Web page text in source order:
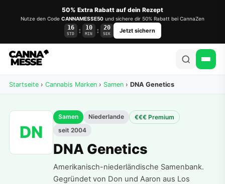
50% Extra Rabatt auf dein Rezept
Nutze den Code CANNAMESSE50 und sichere dir 50% Rabatt bei CannaZen
16
STD : 10
MIN : 19
SEK Jetzt sichern
Startseite › Cannabis Marken › Samen › DNA Genetics
DN
Samen Niederlande
€€€ Premium
seit 2004
DNA Genetics
Amerikanisch-niederländische Samenbank.
Gegründet von Don und Aaron aus Los